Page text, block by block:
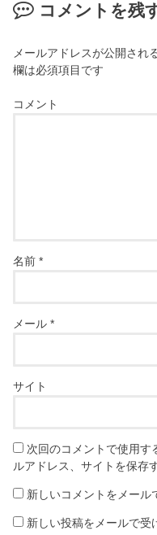
コメントを残
メールアドレスが公開され
欄は必須項目です
コメント
名前*
メール*
サイト
次回のコメントで使用す
ルアドレス、サイトを保存
新しいコメントをメール
新しい投稿をメールで受